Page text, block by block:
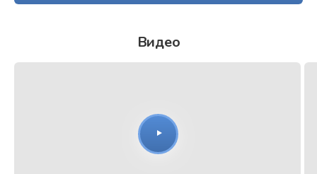
Видео